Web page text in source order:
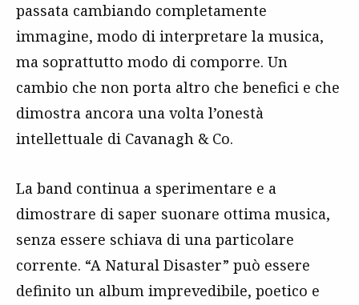
passata cambiando completamente
immagine, modo di interpretare la musica,
ma soprattutto modo di comporre. Un
cambio che non porta altro che benefici e che
dimostra ancora una volta l’onestà
intellettuale di Cavanagh & Co.
La band continua a sperimentare e a
dimostrare di saper suonare ottima musica,
senza essere schiava di una particolare
corrente. “A Natural Disaster” può essere
definito un album imprevedibile, poetico e